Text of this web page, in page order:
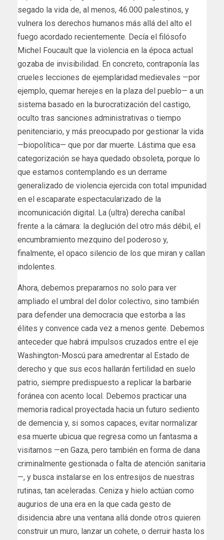
segado la vida de, al menos, 46.000 palestinos, y
vulnera los derechos humanos más allá del alto el
fuego acordado recientemente. Decía el filósofo
Michel Foucault que la violencia en la época actual
gozaba de invisibilidad. En concreto, contraponía las
crueles lecciones de ejemplaridad medievales —por
ejemplo, quemar herejes en la plaza del pueblo— a un
sistema basado en la burocratización del castigo,
oculto tras sanciones administrativas o tiempo
penitenciario, y más preocupado por gestionar la vida
—biopolítica— que por dar muerte. Lástima que esa
categorización se haya quedado obsoleta, porque lo
que estamos contemplando es un derrame
generalizado de violencia ejercida con total impunidad
en el escaparate espectacularizado de la
incomunicación digital. La (ultra) derecha caníbal
frente a la cámara: la deglución del otro más débil, el
encumbramiento mezquino del poderoso y,
finalmente, el opaco silencio de los que miran y callan
indolentes.
Ahora, debemos prepararnos no solo para ver
ampliado el umbral del dolor colectivo, sino también
para defender una democracia que estorba a las
élites y convence cada vez a menos gente. Debemos
anteceder que habrá impulsos cruzados entre el eje
Washington-Moscú para amedrentar al Estado de
derecho y que sus ecos hallarán fertilidad en suelo
patrio, siempre predispuesto a replicar la barbarie
foránea con acento local. Debemos practicar una
memoria radical proyectada hacia un futuro sediento
de demencia y, si somos capaces, evitar normalizar
esa muerte ubicua que regresa como un fantasma a
visitarnos —en Gaza, pero también en forma de dana
criminalmente gestionada o falta de atención sanitaria
—, y busca instalarse en los entresijos de nuestras
rutinas, tan aceleradas. Ceniza y hielo actúan como
augurios de una era en la que cada gesto de
disidencia abre una ventana allá donde otros quieren
construir un muro, lanzar un cohete, o derruir hasta los